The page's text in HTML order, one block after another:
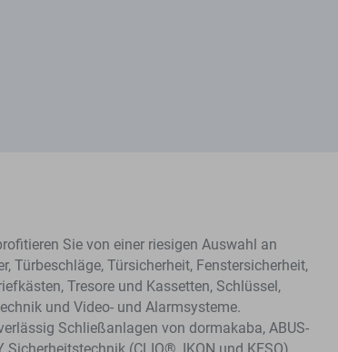
Sie von einer riesigen Auswahl an
Türbeschläge, Türsicherheit, Fenstersicherheit,
Tresore und Kassetten, Schlüssel,
und Video- und Alarmsysteme.
Schließanlagen von dormakaba, ABUS-
(CLIQ®, IKON und KESO).